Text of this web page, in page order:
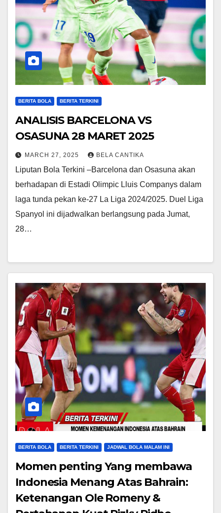
BERITA BOLA BERITA TERKINI
ANALISIS BARCELONA VS
OSASUNA 28 MARET 2025
MARCH 27, 2025 BELA CANTIKA
Liputan Bola Terkini –Barcelona dan Osasuna akan
berhadapan di Estadi Olimpic Lluis Companys dalam
laga tunda pekan ke-27 La Liga 2024/2025. Duel Liga
Spanyol ini dijadwalkan berlangsung pada Jumat,
28…
BERITA BOLA BERITA TERKINI JADWAL BOLA MALAM INI
Momen penting Yang membawa
Indonesia Menang Atas Bahrain:
Ketenangan Ole Romeny &